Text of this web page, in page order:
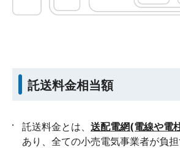
託送料金相当額
託送料金とは、 送配電網(電線や電
あり、全ての小売電気事業者が負担